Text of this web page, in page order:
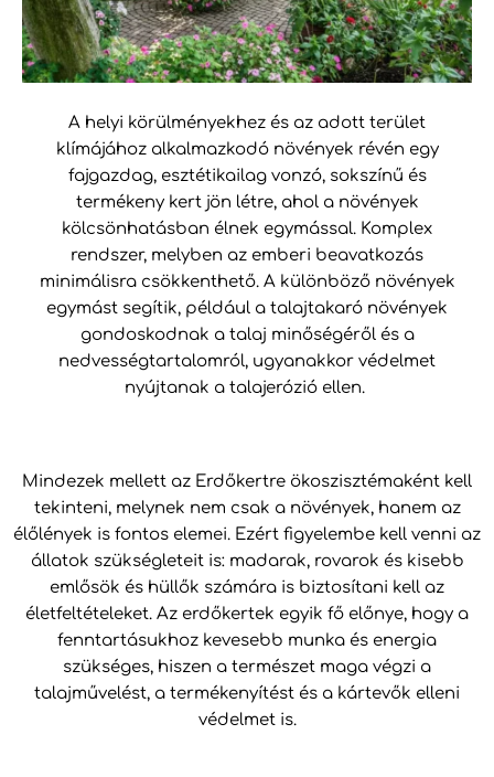
A helyi körülményekhez és az adott terület
klímájához alkalmazkodó növények révén egy
fajgazdag, esztétikailag vonzó, sokszínű és
termékeny kert jön létre, ahol a növények
kölcsönhatásban élnek egymással. Komplex
rendszer, melyben az emberi beavatkozás
minimálisra csökkenthető. A különböző növények
egymást segítik, például a talajtakaró növények
gondoskodnak a talaj minőségéről és a
nedvességtartalomról, ugyanakkor védelmet
nyújtanak a talajerózió ellen.
Mindezek mellett az Erdőkertre ökoszisztémaként kell
tekinteni, melynek nem csak a növények, hanem az
élőlények is fontos elemei. Ezért figyelembe kell venni az
állatok szükségleteit is: madarak, rovarok és kisebb
emlősök és hüllők számára is biztosítani kell az
életfeltételeket. Az erdőkertek egyik fő előnye, hogy a
fenntartásukhoz kevesebb munka és energia
szükséges, hiszen a természet maga végzi a
talajművelést, a termékenyítést és a kártevők elleni
védelmet is.